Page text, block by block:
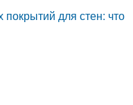
для стен: что